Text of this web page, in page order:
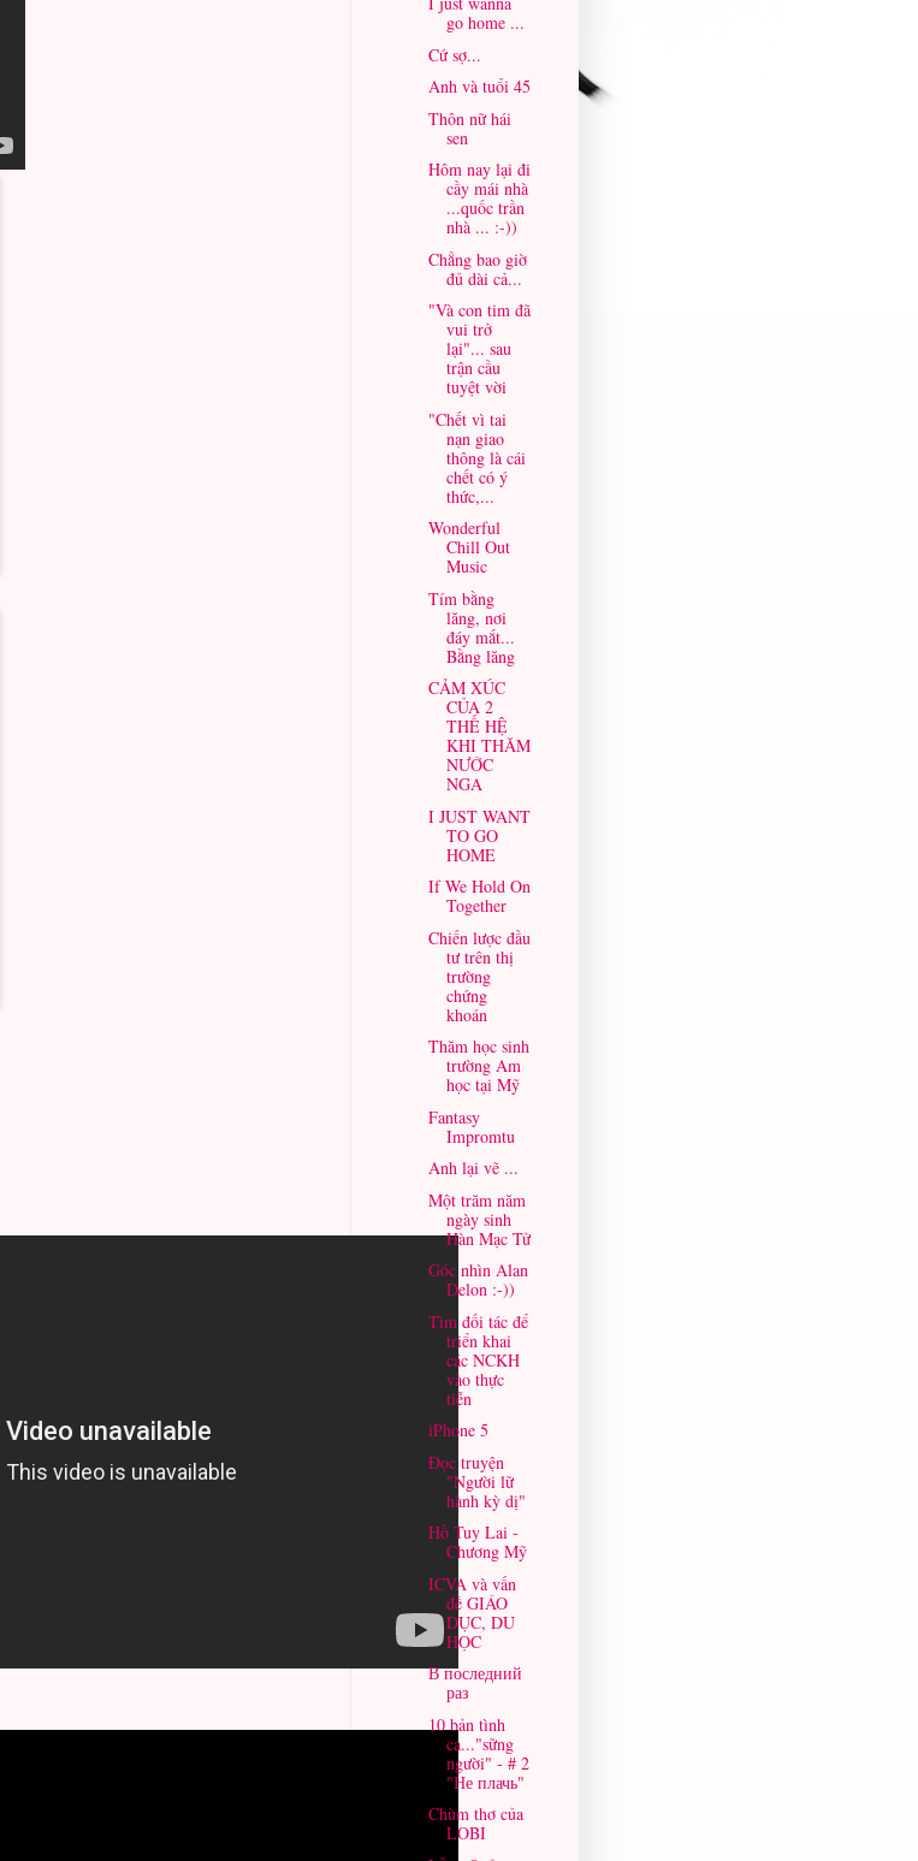
go home ...
Cứ sợ...
Anh và tuổi 45
Thôn nữ hái
sen
Hôm nay lại đi
cầy mái nhà
...quốc trần
nhà ... :-))
Chẳng bao giờ
đủ dài cả...
"Và con tim đã
vui trở
lại"... sau
trận cầu
tuyệt vời
"Chết vì tai
nạn giao
thông là cái
chết có ý
thức,...
Wonderful
Chill Out
Music
Tím bằng
lăng, nơi
đáy mắt...
Bằng lăng
CẢM XÚC
CỦA 2
THẾ HỆ
KHI THĂM
NƯỚC
NGA
I JUST WANT
TO GO
HOME
If We Hold On
Together
Chiến lược đầu
tư trên thị
trường
chứng
khoán
Thăm học sinh
trường Am
học tại Mỹ
Fantasy
Impromtu
Anh lại vẽ ...
Một trăm năm
ngày sinh
Hàn Mạc Tử
Góc nhìn Alan
Delon :-))
Tìm đối tác để
triển khai
các NCKH
vào thực
tiễn
iPhone 5
Đọc truyện
"Người lữ
hành kỳ dị"
Hồ Tuy Lai -
Chương Mỹ
ICVA và vấn
đề GIÁO
DỤC, DU
HỌC
В последний
раз
10 bản tình
ca..."sững
người" - # 2
"Не плачь"
Chùm thơ của
LOBI